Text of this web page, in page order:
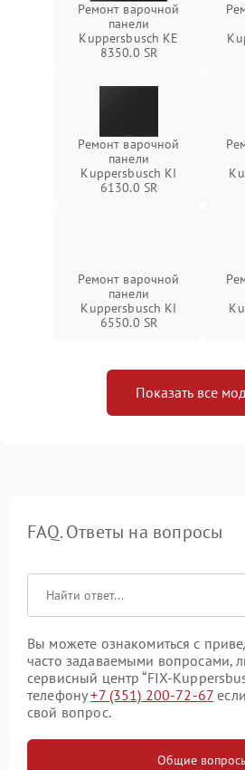
Ремонт варочной
панели
Kuppersbusch KE
8350.0 SR
Ремонт варочной
панели
Kuppersbusch KI
6130.0 SR
Ремонт варочной
панели
Kuppersbusch KI
6550.0 SR
Показать все
FAQ. Ответы на вопросы
Вы можете ознакомиться с
часто задаваемыми вопросами,
сервисный центр “FIX-
телефону+7 (351) 200-72-67
свой вопрос.
Общие